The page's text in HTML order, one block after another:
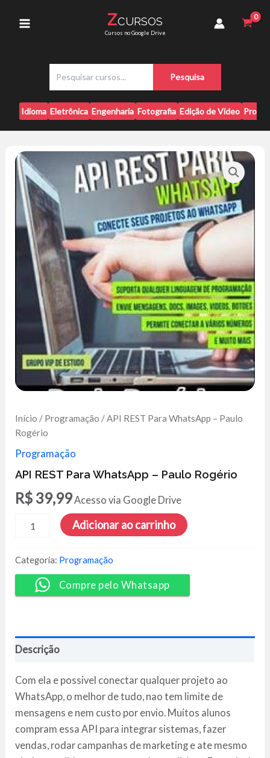
Menu
ZCURSOS
Cursos no Google Drive
s
q
u
i
a
r
Pesquisa
Idioma Eletrônica Engenharia Fotografia Edição de Vídeo
Início / Programação / API REST Para WhatsApp – Paulo
Rogério
Programação
API REST Para WhatsApp – Paulo Rogério
R$ 39,99Acesso via Google Drive
REST
WhatsApp
-
Paulo
Rogério
Adicionar ao carrinho
Categoria: Programação
Compre pelo Whatsapp
Descrição
Com ela e possivel conectar qualquer projeto ao
WhatsApp, o melhor de tudo, nao tem limite de
mensagens e nem custo por envio. Muitos alunos
compram essa API para integrar sistemas, fazer
vendas, rodar campanhas de marketing e ate mesmo